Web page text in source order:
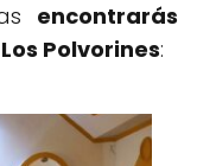
encontrarás
Polvorines: